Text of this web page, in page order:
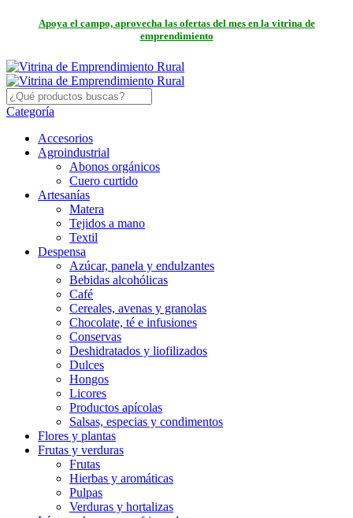
Apoya el campo, aprovecha las ofertas del mes en la vitrina de
emprendimiento
Categoría
Accesorios
Agroindustrial
Abonos orgánicos
Cuero curtido
Artesanías
Matera
Tejidos a mano
Textil
Despensa
Azúcar, panela y endulzantes
Bebidas alcohólicas
Café
Cereales, avenas y granolas
Chocolate, té e infusiones
Conservas
Deshidratados y liofilizados
Dulces
Hongos
Licores
Productos apícolas
Salsas, especias y condimentos
Flores y plantas
Frutas y verduras
Frutas
Hierbas y aromáticas
Pulpas
Verduras y hortalizas